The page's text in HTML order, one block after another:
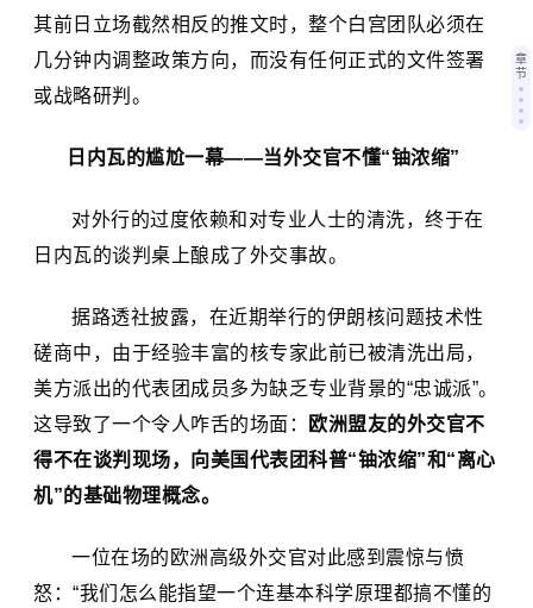
其前日立场截然相反的推文时，整个白宫团队必须在
几分钟内调整政策方向，而没有任何正式的文件签署
或战略研判。
日内瓦的尴尬一幕——当外交官不懂“铀浓缩”
对外行的过度依赖和对专业人士的清洗，终于在
日内瓦的谈判桌上酿成了外交事故。
据路透社披露，在近期举行的伊朗核问题技术性
磋商中，由于经验丰富的核专家此前已被清洗出局，
美方派出的代表团成员多为缺乏专业背景的“忠诚派”。
这导致了一个令人咋舌的场面：
欧洲盟友的外交官不
得不在谈判现场，向美国代表团科普“铀浓缩”和“离心
机”的基础物理概念。
一位在场的欧洲高级外交官对此感到震惊与愤
怒：“我们怎么能指望一个连基本科学原理都搞不懂的
章
节